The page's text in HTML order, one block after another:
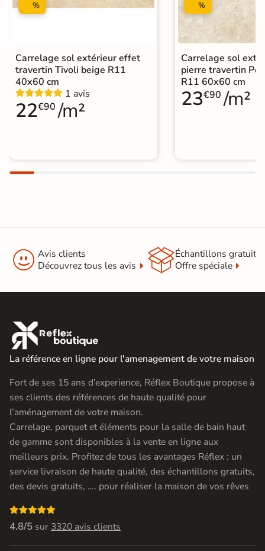
Catégories
Carrelage travertin extérieur 10mm
Carrelage intérieur / extérieur
%
Carrelage sol extérieur effet
travertin Tivoli beige R11
40x60 cm
1 avis
22€90 /m²
%
Carrelage sol
pierre travertin
R11 60x60 cm
23€90 /m²
 Avis clients
Découvrez tous les avis
Échantillons gratuit
Offre spéciale

La référence en ligne pour l'amenagement de votre maison
Fort de ses 15 ans d’experience, Réflex Boutique propose à
ses clients des références de haute qualité pour
l’aménagement de votre maison.
Carrelage, parquet et éléments pour la salle de bain haut
de gamme sont disponibles à la vente en ligne aux
meilleurs prix. Profitez de tous les avantages Réflex : un
service livraison de haute qualité, des échantillons gratuits,
des devis gratuits, …. pour réaliser la maison de vos rêves

4.8/5 sur 3320 avis clients